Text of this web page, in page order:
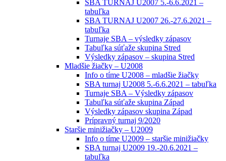
SBA TURNAJ U2007 5.-6.6.2021 –
tabuľka
SBA TURNAJ U2007 26.-27.6.2021 –
tabuľka
Turnaje SBA – výsledky zápasov
Tabuľka súťaže skupina Stred
Výsledky zápasov – skupina Stred
Mladšie žiačky – U2008
Info o tíme U2008 – mladšie žiačky
SBA turnaj U2008 5.-6.6.2021 – tabuľka
Turnaje SBA – Výsledky zápasov
Tabuľka súťaže skupina Západ
Výsledky zápasov skupina Západ
Prípravný turnaj 9/2020
Staršie minižiačky – U2009
Info o tíme U2009 – staršie minižiačky
SBA turnaj U2009 19.-20.6.2021 –
tabuľka